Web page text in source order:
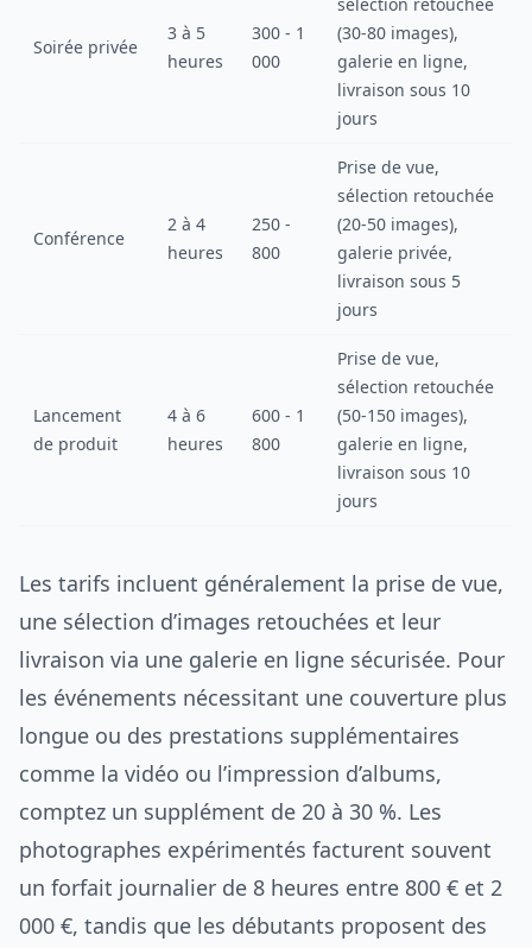
Soirée privée
3 à 5
heures
300 - 1
000
(30-80 images),
galerie en ligne,
livraison sous 10
jours
Conférence
2 à 4
heures
250 -
800
Prise de vue,
sélection retouchée
(20-50 images),
galerie privée,
livraison sous 5
jours
Lancement
de produit
4 à 6
heures
600 - 1
800
Prise de vue,
sélection retouchée
(50-150 images),
galerie en ligne,
livraison sous 10
jours
Les tarifs incluent généralement la prise de vue,
une sélection d’images retouchées et leur
livraison via une galerie en ligne sécurisée. Pour
les événements nécessitant une couverture plus
longue ou des prestations supplémentaires
comme la vidéo ou l’impression d’albums,
comptez un supplément de 20 à 30 %. Les
photographes expérimentés facturent souvent
un forfait journalier de 8 heures entre 800 € et 2
000 €, tandis que les débutants proposent des